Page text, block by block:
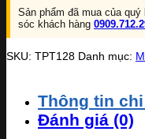
Sản phẩm đã mua của
sóc khách hàng
SKU: TPT128 Danh mục:
Thông tin
Đánh giá (0)